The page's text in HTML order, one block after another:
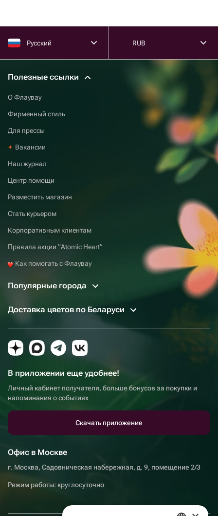
Русский RUB
Полезные ссылки
О Флаувау
Фирменный стиль
Для прессы
Вакансии
Наш журнал
Центр помощи
Разместить магазин
Стать курьером
Корпоративным клиентам
Правила акции “Atomic Heart”
Как помогать с Флаувау
Популярные города
Доставка цветов по Беларуси
В приложении еще удобнее!
Личный кабинет получателя, больше бонусов за покупки и
напоминания о событиях
Скачать приложение
Офис в Москве
г. Москва, Садовническая набережная, д. 9, помещение 2/3
Режим работы: круглосуточно